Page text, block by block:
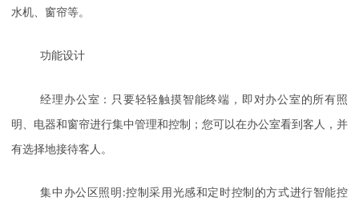
水机、窗帘等。
功能设计
经理办公室：只要轻轻触摸智能终端，即对办公室的所有照
明、电器和窗帘进行集中管理和控制；您可以在办公室看到客人，并
有选择地接待客人。
集中办公区照明 :控制采用光感和定时控制的方式进行智能控